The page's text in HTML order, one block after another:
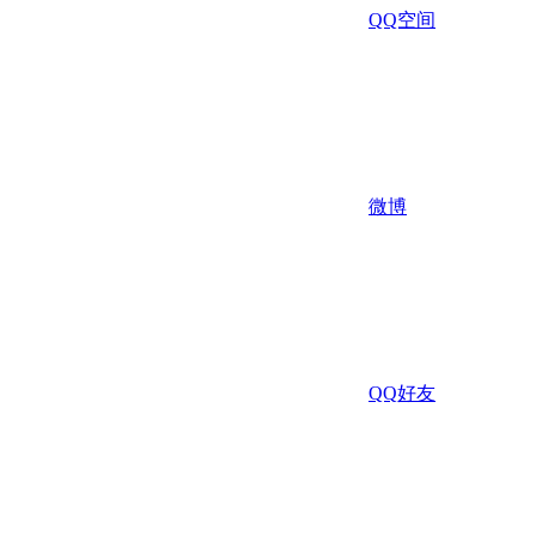
QQ空间
微博
QQ好友